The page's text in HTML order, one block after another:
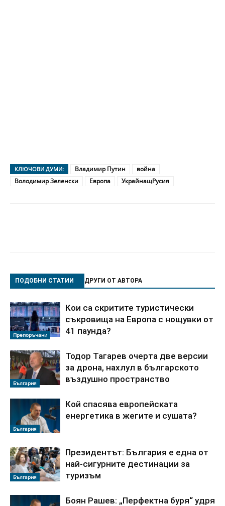
КЛЮЧОВИ ДУМИ: Владимир Путин
война
Володимир Зеленски
Европа УкрайнащРусия
ПОДОБНИ СТАТИИ ДРУГИ ОТ АВТОРА
Препоръчани
Кои са скритите туристически
съкровища на Европа с нощувки от
41 паунда?
България
Тодор Тагарев очерта две версии
за дрона, нахлул в българското
въздушно пространство
България
Кой спасява европейската
енергетика в жегите и сушата?
България
Президентът: България е една от
най-сигурните дестинации за
туризъм
Боян Рашев: „Перфектна буря“ удря